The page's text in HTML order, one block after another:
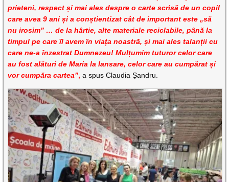
prieteni, respect și mai ales despre o carte scrisă de un copil
care avea 9 ani și a conștientizat cât de important este „să
nu irosim” … de la hârtie, alte materiale reciclabile, până la
timpul pe care îl avem în viața noastră, și mai ales talanții cu
care ne-a înzestrat Dumnezeu! Mulțumim tuturor celor care
au fost alături de Maria la lansare, celor care au cumpărat și
vor cumpăra cartea”, a spus Claudia Șandru.